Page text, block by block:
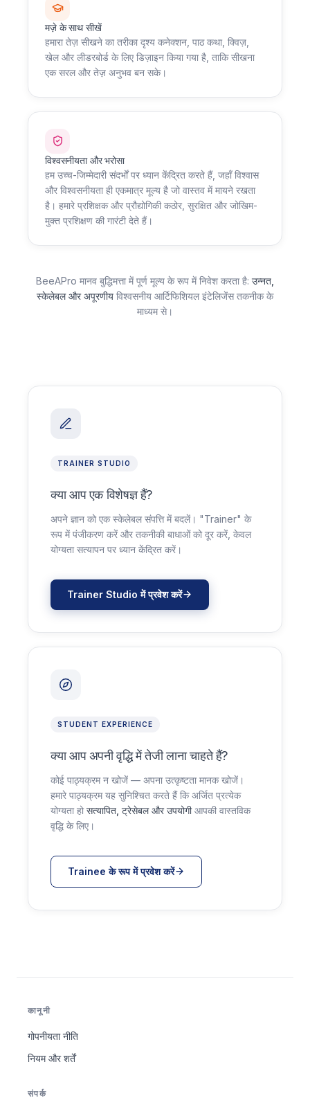
मज़े के साथ सीखें
हमारा तेज़ सीखने का तरीका दृश्य कनेक्शन, पाठ कथा, क्विज़,
खेल और लीडरबोर्ड के लिए डिज़ाइन किया गया है, ताकि सीखना
एक सरल और तेज़ अनुभव बन सके।
विश्वसनीयता और भरोसा
हम उच्च-जिम्मेदारी संदर्भों पर ध्यान केंद्रित करते हैं, जहाँ विश्वास
और विश्वसनीयता ही एकमात्र मूल्य है जो वास्तव में मायने रखता
है। हमारे प्रशिक्षक और प्रौद्योगिकी कठोर, सुरक्षित और जोखिम-
मुक्त प्रशिक्षण की गारंटी देते हैं।
BeeAPro मानव बुद्धिमत्ता में पूर्ण मूल्य के रूप में निवेश करता है: उन्नत,
स्केलेबल और अपूरणीय विश्वसनीय आर्टिफिशियल इंटेलिजेंस तकनीक के
माध्यम से।
TRAINER STUDIO
क्या आप एक विशेषज्ञ हैं?
अपने ज्ञान को एक स्केलेबल संपत्ति में बदलें। "Trainer" के
रूप में पंजीकरण करें और तकनीकी बाधाओं को दूर करें, केवल
योग्यता सत्यापन पर ध्यान केंद्रित करें।
Trainer Studio में प्रवेश करें
STUDENT EXPERIENCE
क्या आप अपनी वृद्धि में तेजी लाना चाहते हैं?
कोई पाठ्यक्रम न खोजें — अपना उत्कृष्टता मानक खोजें।
हमारे पाठ्यक्रम यह सुनिश्चित करते हैं कि अर्जित प्रत्येक
योग्यता हो सत्यापित, ट्रेसेबल और उपयोगी आपकी वास्तविक
वृद्धि के लिए।
Trainee के रूप में प्रवेश करें
कानूनी
गोपनीयता नीति
नियम और शर्तें
संपर्क